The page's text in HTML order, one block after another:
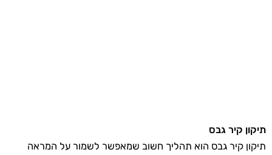
תיקון קיר גבס
תיקון קיר גבס הוא תהליך חשוב שמאפשר לשמור על המראה